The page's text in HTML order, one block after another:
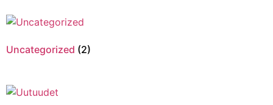
Uncategorized (2)